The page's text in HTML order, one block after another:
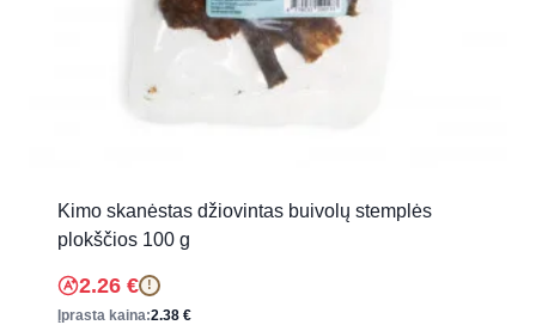
Kimo skanėstas džiovintas buivolų stemplės
plokščios 100 g
2.26 € !
Įprasta kaina:2.38 €